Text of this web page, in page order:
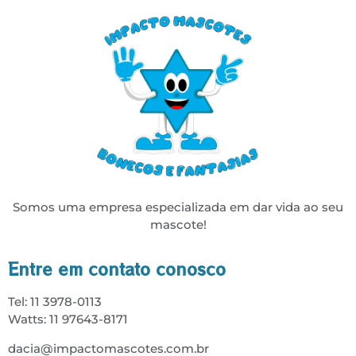
Somos uma empresa especializada em dar vida ao seu
mascote!
Entre em contato conosco
Tel: 11 3978-0113
Watts: 11 97643-8171
dacia@impactomascotes.com.br